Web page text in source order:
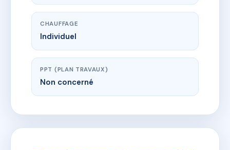
CHAUFFAGE
Individuel
PPT (PLAN TRAVAUX)
Non concerné